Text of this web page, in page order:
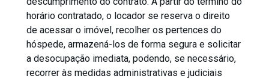
horário contratado, o locador se reserva o direito
de acessar o imóvel, recolher os pertences do
hóspede, armazená-los de forma segura e solicitar
a desocupação imediata, podendo, se necessário,
recorrer às medidas administrativas e judiciais